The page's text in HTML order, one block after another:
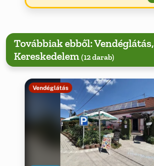
Továbbiak ebből: Vendéglátás,
Kereskedelem (12 darab)
Vendéglátás